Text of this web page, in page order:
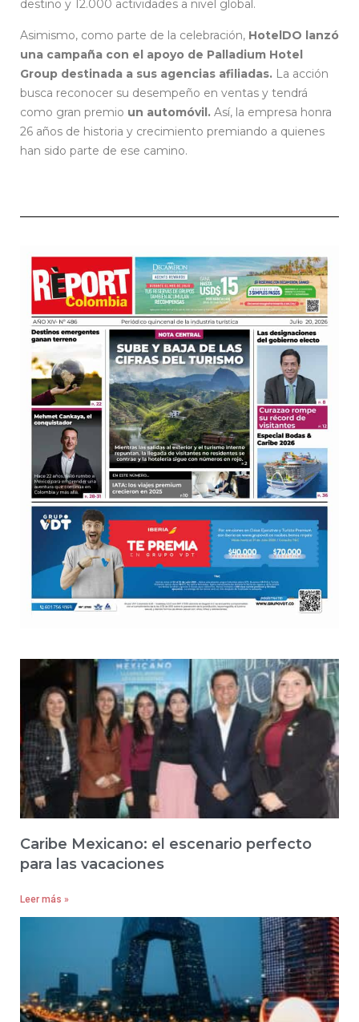
destino y 12.000 actividades a nivel global.
Asimismo, como parte de la celebración, HotelDO lanzó
una campaña con el apoyo de Palladium Hotel
Group destinada a sus agencias afiliadas. La acción
busca reconocer su desempeño en ventas y tendrá
como gran premio un automóvil. Así, la empresa honra
26 años de historia y crecimiento premiando a quienes
han sido parte de ese camino.
Caribe Mexicano: el escenario perfecto
para las vacaciones
Leer más »